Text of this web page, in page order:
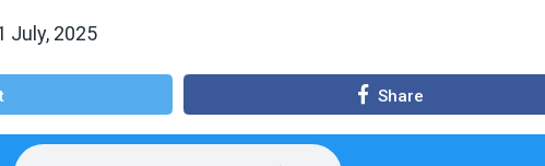
July, 2025
Share